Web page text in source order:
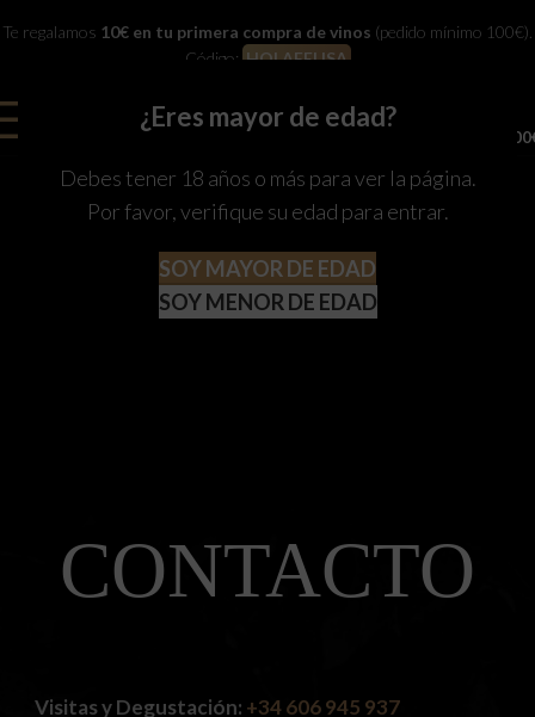
¿Eres mayor de edad?
Debes tener 18 años o más para ver la página.
Por favor, verifique su edad para entrar.
SOY MAYOR DE EDAD
SOY MENOR DE EDAD
Te regalamos 10€ en tu primera compra de vinos (pedido mínimo 100€).
Código: HOLAFELISA
0,00
CONTACTO
Visitas y Degustación: +34 606 945 937